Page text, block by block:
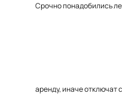
Срочно понадобились
аренду, иначе отключат